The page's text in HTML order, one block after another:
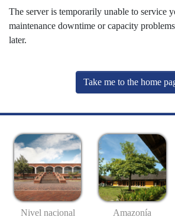
The server is temporarily unable to service
maintenance downtime or capacity
later.
Take me to the home
Nivel nacional Amazonía